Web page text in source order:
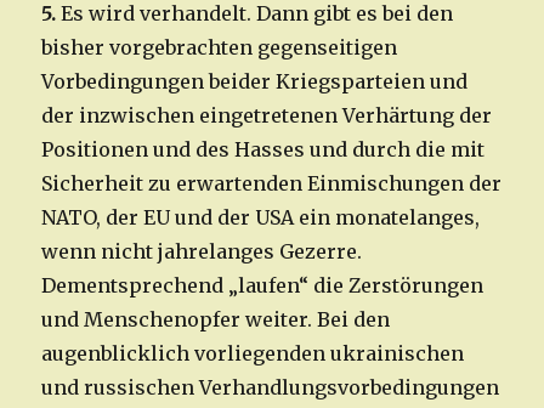
5. Es wird verhandelt. Dann gibt es bei den
bisher vorgebrachten gegenseitigen
Vorbedingungen beider Kriegsparteien und
der inzwischen eingetretenen Verhärtung der
Positionen und des Hasses und durch die mit
Sicherheit zu erwartenden Einmischungen der
NATO, der EU und der USA ein monatelanges,
wenn nicht jahrelanges Gezerre.
Dementsprechend „laufen“ die Zerstörungen
und Menschenopfer weiter. Bei den
augenblicklich vorliegenden ukrainischen
und russischen Verhandlungsvorbedingungen